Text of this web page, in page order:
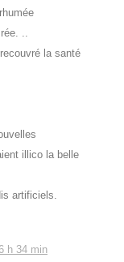
..
la santé
illico la belle
artificiels.
h 34 min